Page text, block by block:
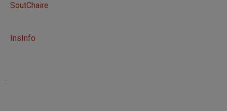
SoutChaire
InsInfo